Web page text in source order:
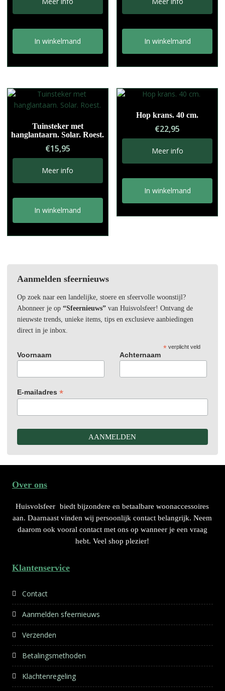
In winkelmand In winkelmand
Tuinsteker met
hanglantaarn. Solar. Roest.
€15,95
Meer info
In winkelmand
Hop krans. 40 cm.
€22,95
Meer info
In winkelmand
Aanmelden sfeernieuws
Op zoek naar een landelijke, stoere en sfeervolle woonstijl?
Abonneer je op “Sfeernieuws”van Huisvolsfeer! Ontvang de
nieuwste trends, unieke items, tips en exclusieve aanbiedingen
direct in je inbox.
*verplicht veld
Voornaam Achternaam
E-mailadres *
Over ons
Huisvolsfeer biedt bijzondere en betaalbare woonaccessoires
aan. Daarnaast vinden wij persoonlijk contact belangrijk. Neem
daarom ook vooral contact met ons op wanneer je een vraag
hebt. Veel shop plezier!
Klantenservice
Contact
Aanmelden sfeernieuws
Verzenden
Betalingsmethoden
Klachtenregeling